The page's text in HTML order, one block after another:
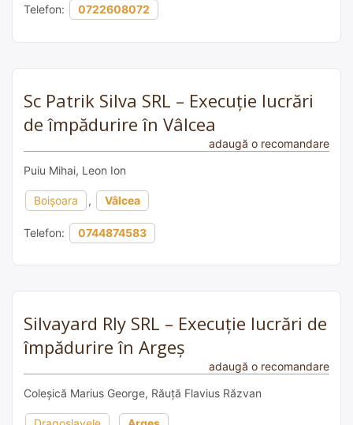
Telefon: 0722608072
Sc Patrik Silva SRL – Execuție lucrări
de împădurire în Vâlcea
adaugă o recomandare
Puiu Mihai, Leon Ion
Boișoara , Vâlcea
Telefon: 0744874583
Silvayard Rly SRL – Execuție lucrări de
împădurire în Argeș
adaugă o recomandare
Coleșică Marius George, Răuță Flavius Răzvan